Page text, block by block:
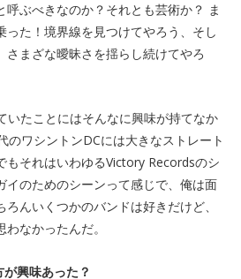
ぶべきなのか？それとも芸術か？ ま
った！境界線を見つけてやろう、そし
さまざな曖昧さを揺らし続けてやろ
たことにはそんなに興味が持てなか
のワシントンDCには大きなストレート
もそれはいわゆるVictory Recordsのシ
イのためのシーンって感じで、俺は面
んいくつかのバンドは好きだけど、
なかったんだ。
興味あった？